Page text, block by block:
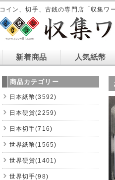
コイン、切手、古銭の専門店「収集ワ
新着商品 人気紙幣
商品カテゴリー
日本紙幣(3592)
日本硬貨(2259)
日本切手(716)
世界紙幣(1565)
世界硬貨(1401)
世界切手(98)